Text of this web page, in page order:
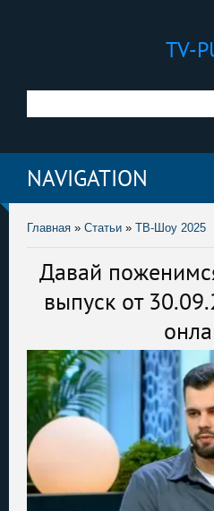
TV-
NAVIGATION
Главная » Статьи » ТВ-Шоу 2025
Давай
выпуск от